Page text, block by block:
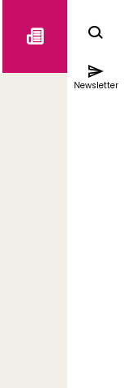
Newsletter